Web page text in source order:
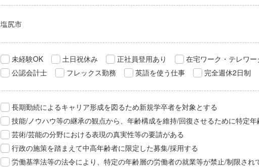
塩尻市
未経験OK 土日祝休み 正社員登用あり
在宅ワーク・テレワー
公認会計士
フレックス勤務 英語を使う仕事 完全週休2日制
長期勤続によるキャリア形成を図るため新規学卒者を対象とする
技能/ノウハウ等の継承の観点から、年齢構成を維持/回復させるために特定
芸術/芸能の分野における表現の真実性等の要請がある
行政の施策を踏まえて中高年齢者に限定した募集/採用する
労働基準法等の法令により、特定の年齢層の労働者の就業等が禁止/制限され